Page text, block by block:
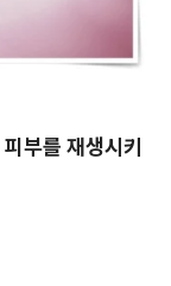
부를 재생시키